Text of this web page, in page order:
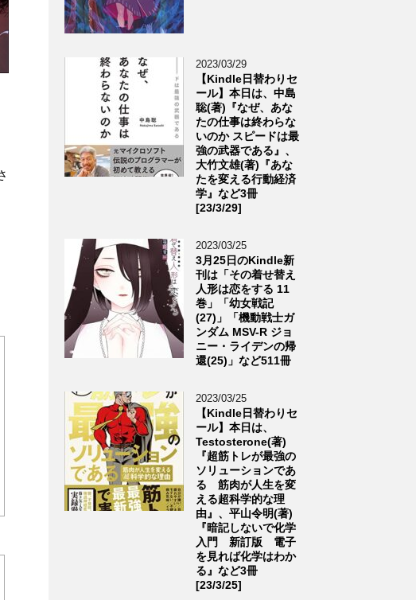
2023/03/29
【Kindle日替わりセ
ール】本日は、中島
聡(著)『なぜ、あな
たの仕事は終わらな
いのか スピードは最
強の武器である』、
大竹文雄(著)『あな
たを変える行動経済
学』など3冊
[23/3/29]
2023/03/25
3月25日のKindle新
刊は「その着せ替え
人形は恋をする 11
巻」「幼女戦記
(27)」「機動戦士ガ
ンダム MSV-R ジョ
ニー・ライデンの帰
還(25)」など511冊
2023/03/25
【Kindle日替わりセ
ール】本日は、
Testosterone(著)
『超筋トレが最強の
ソリューションであ
る 筋肉が人生を変
える超科学的な理
由』、平山令明(著)
『暗記しないで化学
入門 新訂版 電子
を見れば化学はわか
る』など3冊
[23/3/25]